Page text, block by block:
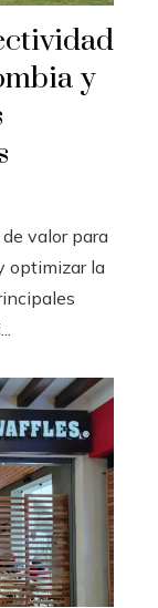
y
valor para
optimizar la